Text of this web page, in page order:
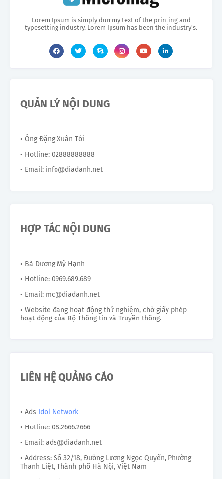
Lorem Ipsum is simply dummy text of the printing and
typesetting industry. Lorem Ipsum has been the industry's.
QUẢN LÝ NỘI DUNG
• Ông Đặng Xuân Tới
• Hotline: 02888888888
• Email: info@diadanh.net
HỢP TÁC NỘI DUNG
• Bà Dương Mỹ Hạnh
• Hotline: 0969.689.689
• Email: mc@diadanh.net
• Website đang hoạt động thử nghiệm, chờ giấy phép
hoạt động của Bộ Thông tin và Truyền thông.
LIÊN HỆ QUẢNG CÁO
• Ads Idol Network
• Hotline: 08.2666.2666
• Email: ads@diadanh.net
• Address: Số 32/18, Đường Lương Ngọc Quyến, Phường
Thanh Liệt, Thành phố Hà Nội, Việt Nam